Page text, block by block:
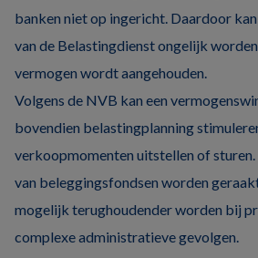
banken niet op ingericht. Daardoor
van de Belastingdienst ongelijk
vermogen wordt aangehouden.
Volgens de NVB kan een
bovendien belastingplanning
verkoopmomenten uitstellen of
van beleggingsfondsen worden
mogelijk terughoudender worden bij
complexe administratieve gevolgen.